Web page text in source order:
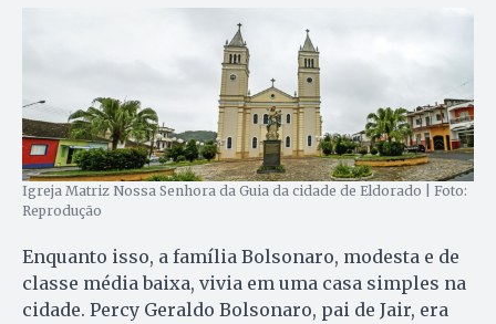
Igreja Matriz Nossa Senhora da Guia da cidade de Eldorado | Foto:
Reprodução
Enquanto isso, a família Bolsonaro, modesta e de
classe média baixa, vivia em uma casa simples na
cidade. Percy Geraldo Bolsonaro, pai de Jair, era